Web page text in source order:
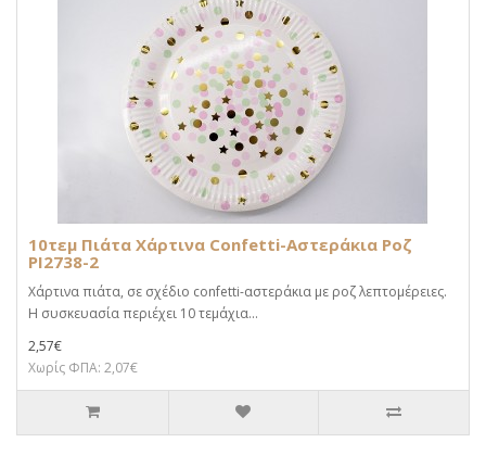
10τεμ Πιάτα Χάρτινα Confetti-Αστεράκια Ροζ
PI2738-2
Χάρτινα πιάτα, σε σχέδιο confetti-αστεράκια με ροζ λεπτομέρειες.
Η συσκευασία περιέχει 10 τεμάχια...
2,57€
Χωρίς ΦΠΑ: 2,07€